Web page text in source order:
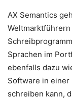
AX Semantics
Sprachen im
ebenfalls dazu
Software in einer
schreiben kann,